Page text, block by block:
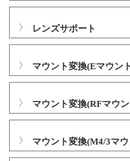
レンズサポート
マウント変換(Eマウン
マウント変換(RFマウ
マウント変換(M4/3マ